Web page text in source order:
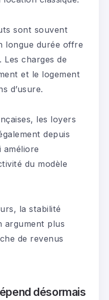
sont souvent
longue durée offre
Les charges de
et le logement
d’usure.
les loyers
depuis
améliore
du modèle
la stabilité
argument plus
de revenus
désormais